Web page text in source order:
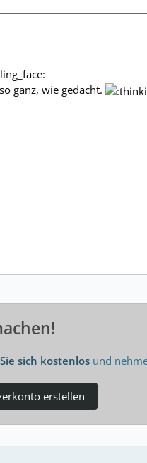
ganz, wie gedacht.
sich kostenlosund
erstellen